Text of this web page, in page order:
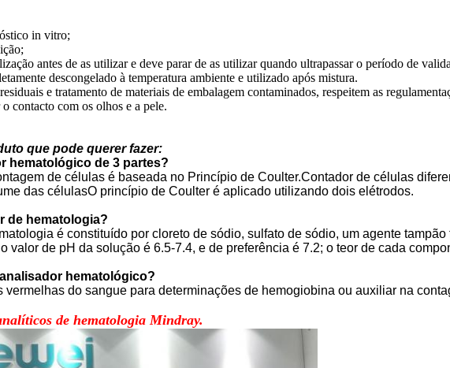
in vitro;
antes de as utilizar e deve parar de as utilizar quando ultrapassar o período de
descongelado à temperatura ambiente e utilizado após mistura.
e tratamento de materiais de embalagem contaminados, respeitem as
contacto com os olhos e a pele.
que pode querer fazer:
hematológico de 3 partes?
de células é baseada no Princípio de Coulter.Contador de células
das célulasO princípio de Coulter é aplicado utilizando dois elétrodos.
de hematologia?
é constituído por cloreto de sódio, sulfato de sódio, um agente
valor de pH da solução é 6.5-7.4, e de preferência é 7.2; o teor de cada
hematológico?
vermelhas do sangue para determinações de hemogiobina ou auxiliar na
de hematologia Mindray.